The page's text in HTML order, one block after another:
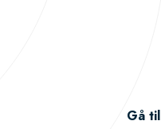
Gå